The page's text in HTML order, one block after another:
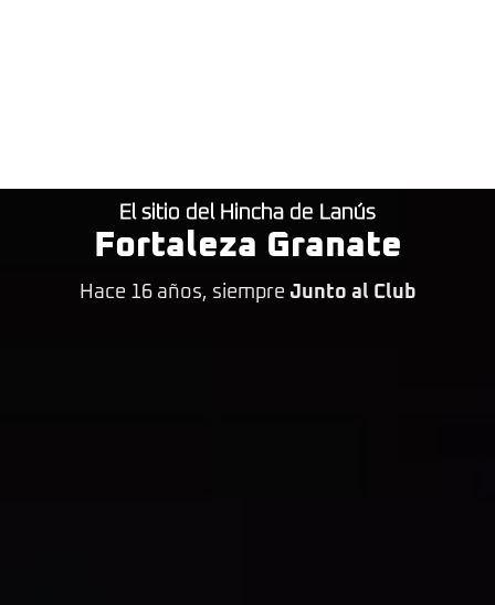
El sitio del Hincha de Lanús
Fortaleza Granate
Hace 16 años, siempre Junto al Club